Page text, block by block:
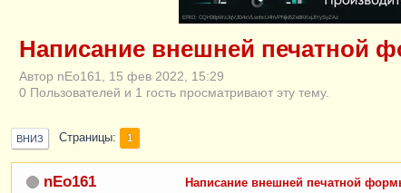
ERID: CQH36pWzJqVJD4xVLsnhcU4hVPNjkBZe8KKxjJiYySyZAz
Написание внешней печатной
Автор nEo161, 15 фев 2022, 15:29
0 Пользователей и 1 гость просматривают эту тему.
ВНИЗ Страницы 1
nEo161 Написание внешней печатной